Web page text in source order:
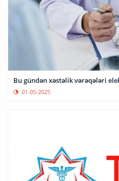
Bu gündən xəstəlik vərəqələri
01-05-2025